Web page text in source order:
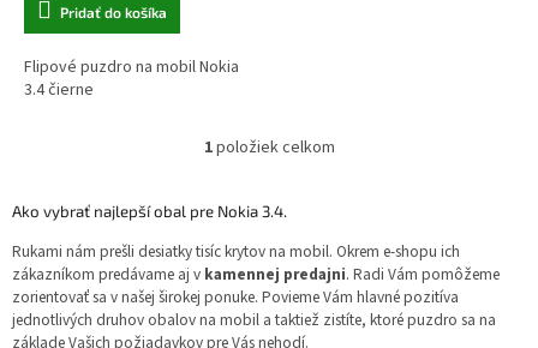
Pridať do košíka
Flipové puzdro na mobil Nokia
3.4 čierne
O
l
á
d
a
c
i
e
1položiek celkom
Ako vybrať najlepší obal pre Nokia 3.4.
Rukami nám prešli desiatky tisíc krytov na mobil. Okrem e-shopu ich
zákazníkom predávame aj v kamennej predajni. Radi Vám pomôžeme
zorientovať sa v našej širokej ponuke. Povieme Vám hlavné pozitíva
jednotlivých druhov obalov na mobil a taktiež zistíte, ktoré puzdro sa na
základe Vašich požiadavkov pre Vás nehodí.